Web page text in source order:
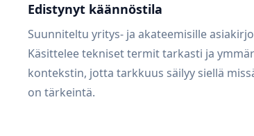
Edistynyt käännöstila
Suunniteltu yritys- ja akateemisille
Käsittelee tekniset termit tarkasti ja
kontekstin, jotta tarkkuus säilyy siellä
on tärkeintä.